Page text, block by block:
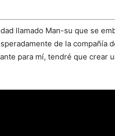
llamado Man-su que se
de la compañía
para mí, tendré que crear